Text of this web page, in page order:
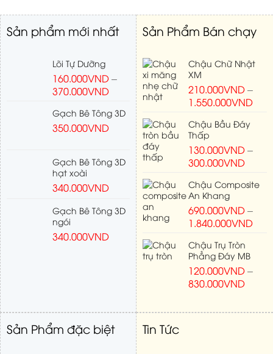
Sản phẩm mới nhất
Lõi Tự Dưỡng
160.000VND–
370.000VND
Gạch Bê Tông 3D
350.000VND
Gạch Bê Tông 3D
hạt xoài
340.000VND
Gạch Bê Tông 3D
ngói
340.000VND
Sản Phẩm Bán chạy
Chậu Chữ Nhật
XM
210.000VND–
1.550.000VND
Chậu Bầu Đáy
Thấp
130.000VND–
300.000VND
Chậu Composite
An Khang
690.000VND–
1.840.000VND
Chậu Trụ Tròn
Phẳng Đáy MB
120.000VND–
830.000VND
Sản Phẩm đặc biệt Tin Tức